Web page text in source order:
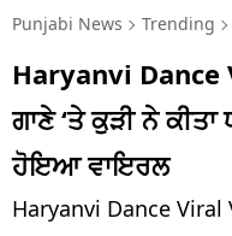
ਕਾਰੋਬਾਰ
ਕਰਿਅਰ
ਦੇਸ਼
Punjabi News Trending
Haryanvi Dance
ਗਾਣੇ ‘ਤੇ ਕੁੜੀ ਨੇ
ਹੋਇਆ ਵਾਇਰਲ
Haryanvi Dance